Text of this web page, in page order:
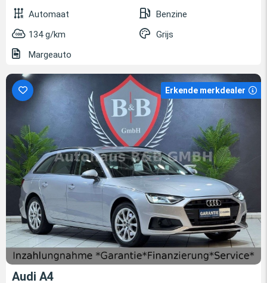
Automaat
Benzine
134 g/km
Grijs
Margeauto
Erkende merkdealer
Audi A4